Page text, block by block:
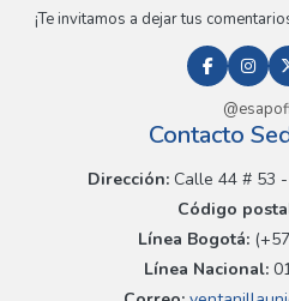
¡Te invitamos a dejar tus
Contacto
Dirección:Calle 44 # 53 -
Código
Línea Bogotá:
Línea Nacional: